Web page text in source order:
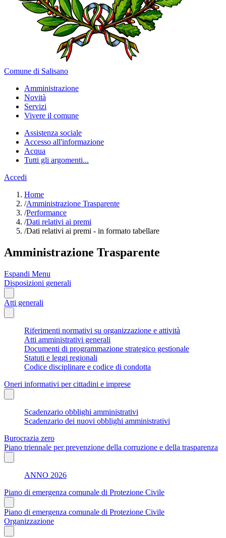
Comune di Salisano
Amministrazione
Novità
Servizi
Vivere il comune
Assistenza sociale
Accesso all'informazione
Acqua
Tutti gli argomenti...
Accedi
Home
/Amministrazione Trasparente
/Performance
/Dati relativi ai premi
/Dati relativi ai premi - in formato tabellare
Amministrazione Trasparente
Espandi Menu
Disposizioni generali
Atti generali
Riferimenti normativi su organizzazione e attività
Atti amministrativi generali
Documenti di programmazione strategico gestionale
Statuti e leggi regionali
Codice disciplinare e codice di condotta
Oneri informativi per cittadini e imprese
Scadenzario obblighi amministrativi
Scadenzario dei nuovi obblighi amministrativi
Burocrazia zero
Piano triennale per prevenzione della corruzione e della trasparenza
ANNO 2026
Piano di emergenza comunale di Protezione Civile
Piano di emergenza comunale di Protezione Civile
Organizzazione